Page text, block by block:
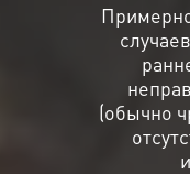
(обычно